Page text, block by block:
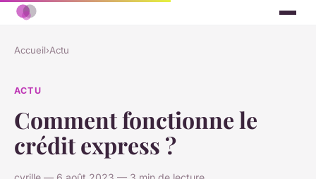
Accueil›Actu
ACTU
Comment fonctionne le
crédit express ?